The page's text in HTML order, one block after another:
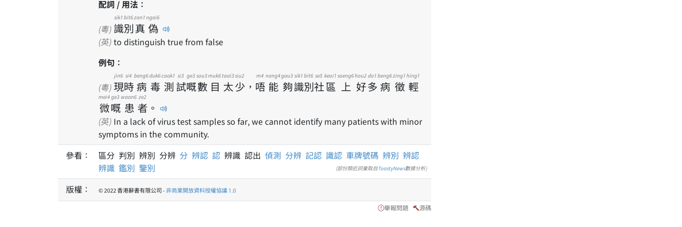
配詞 / 用法：
(粵) 識
sik1
別
bit6
真
zan1
偽
ngai6
(英) to distinguish true from false
例句：
(粵) 現
jin6
時
si4
病
beng6
毒
duk6
測
caak1
試
si3
嘅
ge3
數
sou3
目
muk6
太
taai3
少
siu2
， 唔
m4
能
nang4
夠
gau3
識
sik1
別
bit6
社
se5
區
keoi1
上
soeng6
好
hou2
多
do1
病
beng6
徵
zing1
輕
hing1
微
mei4
嘅
ge3
患
waan6
者
ze2
。
(英) In a lack of virus test samples so far, we cannot identify many patients with minor
symptoms in the community.
參看：
區分 判別 辨別 分辨 分 辨認 認 辨識 認出 偵測 分辨 記認 識認 車牌號碼 辨別 辨認
辨識 鑑別 鑒別 (部份類近詞彙取自ToastyNews數據分析)
版權： © 2022 香港辭書有限公司 -非商業開放資料授權協議 1.0
舉報問題 源碼